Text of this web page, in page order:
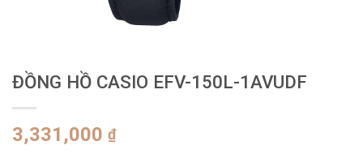
ĐỒNG HỒ CASIO EFV-150L-1AVUDF
3,331,000 ₫